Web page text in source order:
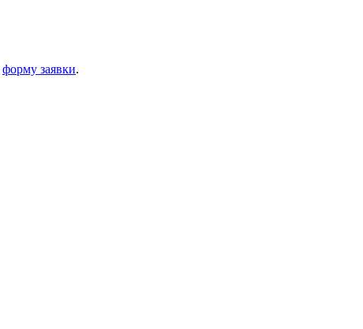
форму заявки.